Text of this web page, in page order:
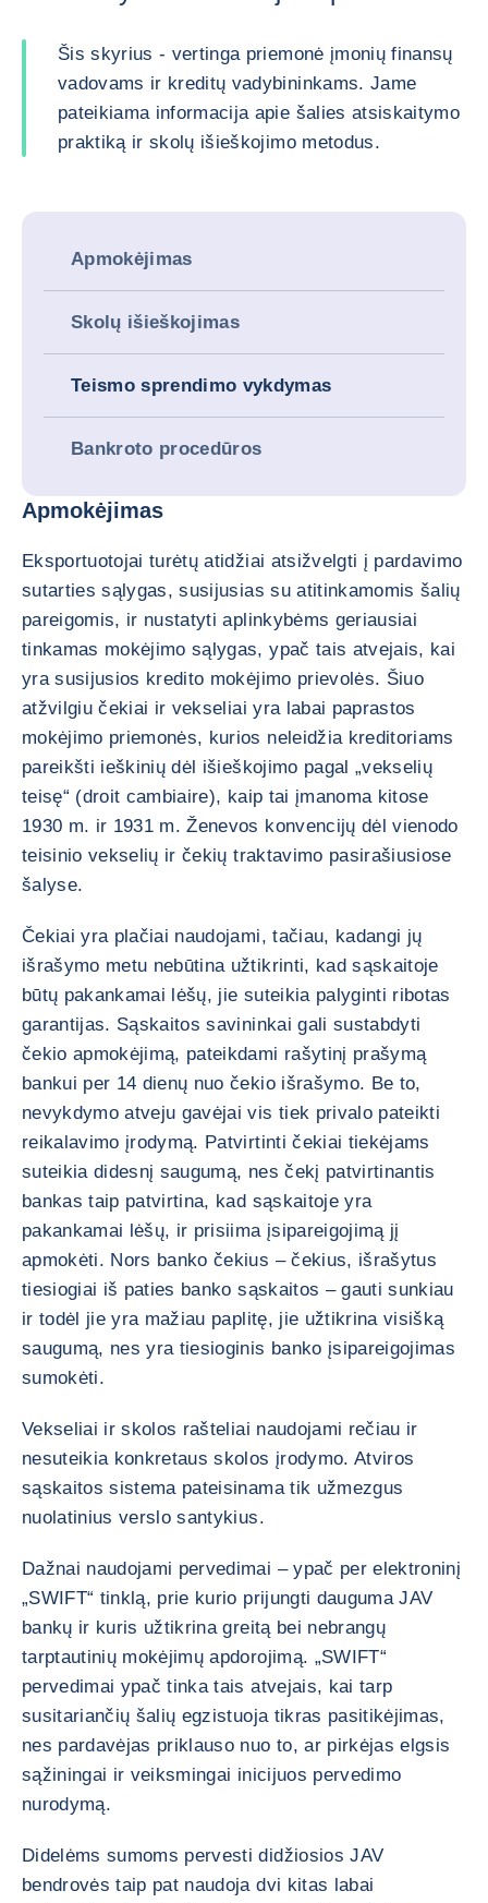
Šis skyrius - vertinga priemonė įmonių finansų
vadovams ir kreditų vadybininkams. Jame
pateikiama informacija apie šalies atsiskaitymo
praktiką ir skolų išieškojimo metodus.
Apmokėjimas
Skolų išieškojimas
Teismo sprendimo vykdymas
Bankroto procedūros
Apmokėjimas
Eksportuotojai turėtų atidžiai atsižvelgti į pardavimo
sutarties sąlygas, susijusias su atitinkamomis šalių
pareigomis, ir nustatyti aplinkybėms geriausiai
tinkamas mokėjimo sąlygas, ypač tais atvejais, kai
yra susijusios kredito mokėjimo prievolės. Šiuo
atžvilgiu čekiai ir vekseliai yra labai paprastos
mokėjimo priemonės, kurios neleidžia kreditoriams
pareikšti ieškinių dėl išieškojimo pagal „vekselių
teisę“ (droit cambiaire), kaip tai įmanoma kitose
1930 m. ir 1931 m. Ženevos konvencijų dėl vienodo
teisinio vekselių ir čekių traktavimo pasirašiusiose
šalyse.
Čekiai yra plačiai naudojami, tačiau, kadangi jų
išrašymo metu nebūtina užtikrinti, kad sąskaitoje
būtų pakankamai lėšų, jie suteikia palyginti ribotas
garantijas. Sąskaitos savininkai gali sustabdyti
čekio apmokėjimą, pateikdami rašytinį prašymą
bankui per 14 dienų nuo čekio išrašymo. Be to,
nevykdymo atveju gavėjai vis tiek privalo pateikti
reikalavimo įrodymą. Patvirtinti čekiai tiekėjams
suteikia didesnį saugumą, nes čekį patvirtinantis
bankas taip patvirtina, kad sąskaitoje yra
pakankamai lėšų, ir prisiima įsipareigojimą jį
apmokėti. Nors banko čekius – čekius, išrašytus
tiesiogiai iš paties banko sąskaitos – gauti sunkiau
ir todėl jie yra mažiau paplitę, jie užtikrina visišką
saugumą, nes yra tiesioginis banko įsipareigojimas
sumokėti.
Vekseliai ir skolos rašteliai naudojami rečiau ir
nesuteikia konkretaus skolos įrodymo. Atviros
sąskaitos sistema pateisinama tik užmezgus
nuolatinius verslo santykius.
Dažnai naudojami pervedimai – ypač per elektroninį
„SWIFT“ tinklą, prie kurio prijungti dauguma JAV
bankų ir kuris užtikrina greitą bei nebrangų
tarptautinių mokėjimų apdorojimą. „SWIFT“
pervedimai ypač tinka tais atvejais, kai tarp
susitariančių šalių egzistuoja tikras pasitikėjimas,
nes pardavėjas priklauso nuo to, ar pirkėjas elgsis
sąžiningai ir veiksmingai inicijuos pervedimo
nurodymą.
Didelėms sumoms pervesti didžiosios JAV
bendrovės taip pat naudoja dvi kitas labai